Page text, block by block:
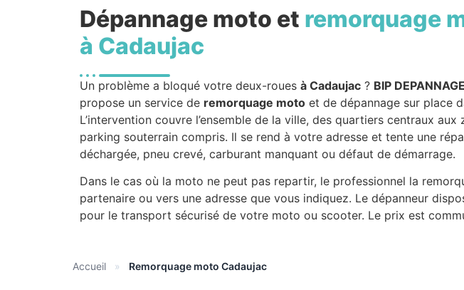
Dépannage moto et remorquage
à Cadaujac
Un problème a bloqué votre deux-roues à Cadaujac ? BIP DEPANNAGE
propose un service de remorquage moto et de dépannage sur place
L’intervention couvre l’ensemble de la ville, des quartiers centraux aux
parking souterrain compris. Il se rend à votre adresse et tente une
déchargée, pneu crevé, carburant manquant ou défaut de démarrage.
Dans le cas où la moto ne peut pas repartir, le professionnel la
partenaire ou vers une adresse que vous indiquez. Le dépanneur
pour le transport sécurisé de votre moto ou scooter. Le prix est
Accueil » Remorquage moto Cadaujac